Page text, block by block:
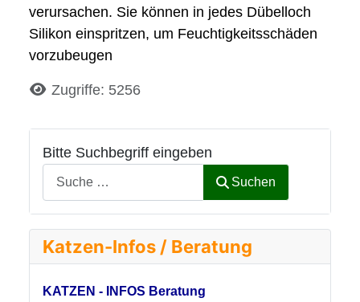
Bitte Suchbegriff eingeben
Suchen
Katzen-Infos / Beratung
KATZEN - INFOS Beratung
verursachen. Sie können in jedes Dübelloch
Silikon einspritzen, um Feuchtigkeitsschäden
vorzubeugen
DetailsZugriffe: 5256